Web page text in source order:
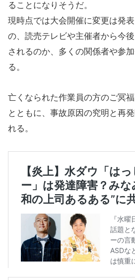
ることになりそうだ。
現時点では大会開催に変更は発
の、読売テレビや主催者から今
されるのか、多くの関係者や参
る。
亡くなられた作業員の方のご冥
とともに、事故原因の究明と再
れる。